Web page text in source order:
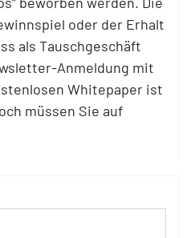
oder der Erhalt
als Tauschgeschäft
Anmeldung mit
Whitepaper ist
müssen Sie auf